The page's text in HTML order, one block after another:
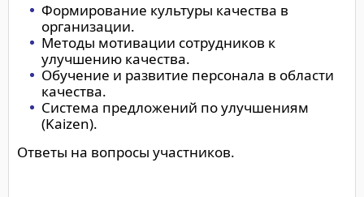
Формирование культуры качества в
организации.
Методы мотивации сотрудников к
улучшению качества.
Обучение и развитие персонала в области
качества.
Система предложений по улучшениям
(Kaizen).
Ответы на вопросы участников.